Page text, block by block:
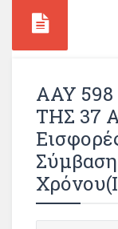
ΑΑΥ
ΤΗΣ 37